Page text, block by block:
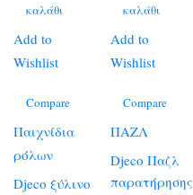
καλάθι
Add to
Wishlist
Compare
Παιχνίδια
ρόλων
Djeco ξύλινο
καλάθι
Add to
Wishlist
Compare
ΠΑΖΛ
Djeco Παζλ
παρατήρησης